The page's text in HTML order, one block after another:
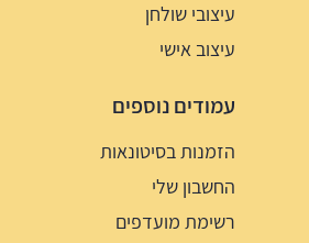
עיצובי שולחן
עיצוב אישי
עמודים נוספים
הזמנות בסיטונאות
החשבון שלי
רשימת מועדפים